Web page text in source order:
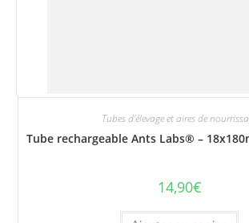
Tubes d'élevage et aires de
Tube rechargeable Ants Labs® –
14,90€